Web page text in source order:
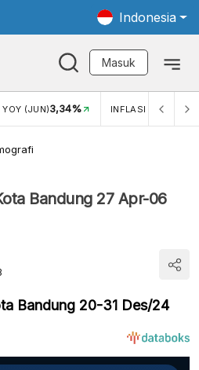
Indonesia
Masuk
YOY (JUN)3,34% INFLASI MOM
Bandung 27 Apr-06
Bandung 20-31 Des/24